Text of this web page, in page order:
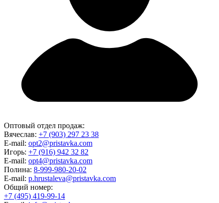
Оптовый отдел продаж:
Вячеслав: +7 (903) 297 23 38
E-mail: opt2@pristavka.com
Игорь: +7 (916) 942 32 82
E-mail: opt4@pristavka.com
Полина: 8-999-980-20-02
E-mail: p.hrustaleva@pristavka.com
Общий номер:
+7 (495) 419-99-14